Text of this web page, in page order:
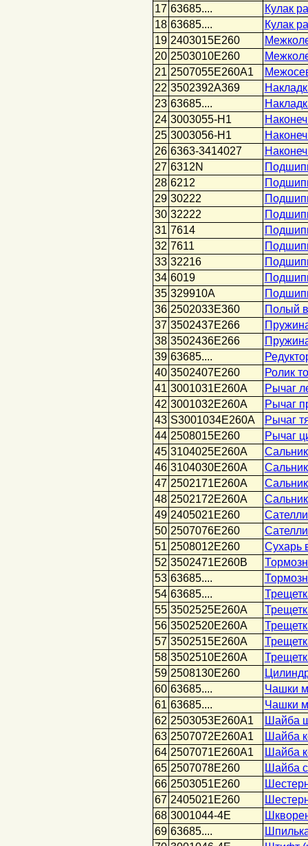
17 63685....
Кулак
18 63685....
Кулак
19 2403015Е260
20 2503010Е260
21 2507055Е260А1
22 3502392А369
23 63685....
24 3003055-Н1
25 3003056-Н1
26 6363-3414027
27 6312N
28 6212
29 30222
30 32222
31 7614
32 7611
33 32216
34 6019
35 329910А
36 2502033Е360
Полый
37 3502437Е266
38 3502436Е266
39 63685....
40 3502407Е260
Ролик
41 3001031Е260А
Рычаг
42 3001032Е260А
Рычаг
43 S3001034E260A
Рычаг
44 2508015Е260
Рычаг
45 3104025Е260А
46 3104030Е260А
47 2502171Е260А
48 2502172Е260А
49 2405021Е260
50 2507076Е260
51 2508012Е260
Сухарь
52 3502471E260B
53 63685....
54 63685....
55 3502525E260А
56 3502520Е260А
57 3502515Е260А
58 3502510Е260А
59 2508130Е260
60 63685....
Чашки
61 63685....
Чашки
62 2503053Е260А1
Шайба
63 2507072E260A1
Шайба
64 2507071E260A1
Шайба
65 2507078Е260
Шайба
66 2503051Е260
67 2405021Е260
68 3001044-4Е
69 63685....